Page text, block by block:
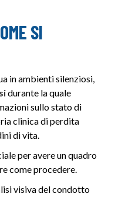
SI
in ambienti silenziosi,
durante la quale
sullo stato di
clinica di perdita
di vita.
per avere un quadro
come procedere.
visiva del condotto